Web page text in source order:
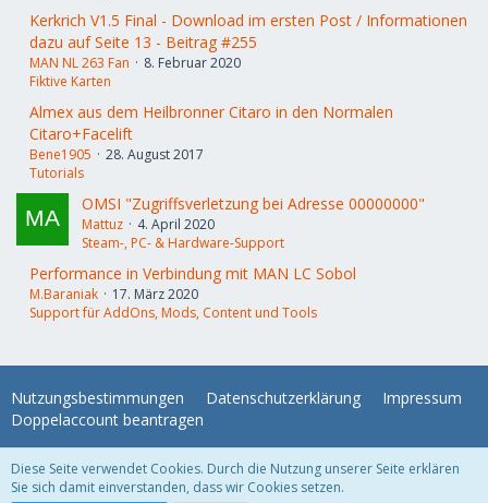
Kerkrich V1.5 Final - Download im ersten Post / Informationen
dazu auf Seite 13 - Beitrag #255
MAN NL 263 Fan
8. Februar 2020
Fiktive Karten
Almex aus dem Heilbronner Citaro in den Normalen
Citaro+Facelift
Bene1905
28. August 2017
Tutorials
OMSI "Zugriffsverletzung bei Adresse 00000000"
Mattuz
4. April 2020
Steam-, PC- & Hardware-Support
Performance in Verbindung mit MAN LC Sobol
M.Baraniak
17. März 2020
Support für AddOns, Mods, Content und Tools
Nutzungsbestimmungen Datenschutzerklärung
Impressum
Doppelaccount beantragen
WoltLab Suite Forum - Themenvorlage 3.1.2 © 2004-2018
Diese Seite verwendet Cookies. Durch die Nutzung unserer Seite erklären
Sie sich damit einverstanden, dass wir Cookies setzen.